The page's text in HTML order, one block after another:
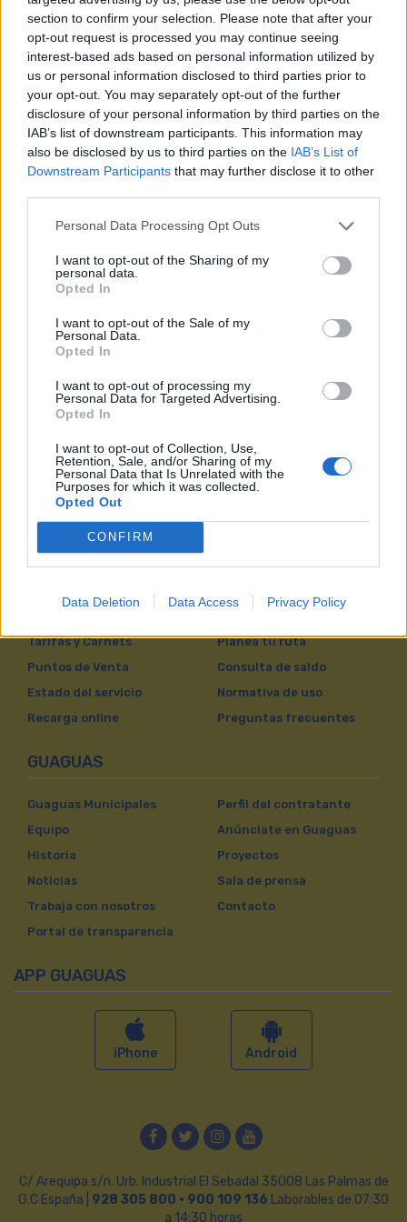
section to confirm your selection. Please note that after your
opt-out request is processed you may continue seeing
interest-based ads based on personal information utilized by
us or personal information disclosed to third parties prior to
your opt-out. You may separately opt-out of the further
disclosure of your personal information by third parties on the
IAB’s list of downstream participants. This information may
also be disclosed by us to third parties on the IAB’s List of
Downstream Participants that may further disclose it to other
Personal Data Processing Opt Outs
I want to opt-out of the Sharing of my
personal data.
Opted In
I want to opt-out of the Sale of my
Personal Data.
Opted In
I want to opt-out of processing my
Personal Data for Targeted Advertising.
Opted In
I want to opt-out of Collection, Use,
Retention, Sale, and/or Sharing of my
Personal Data that Is Unrelated with the
Purposes for which it was collected.
Opted Out
CONFIRM
Data Deletion Data Access Privacy Policy
Trámites en oficina
En el menú "Tarifas y carnets" encontrará todos
los bonos que disponemos he información de los
requisitos y documentación necesaria para poder
realizar el trámite. Por favor léalo detenidamente.
Deberá descargar y cumplimentar la solicitud del
carnet que desea tramitar. Cada documento
consta de dos hojas, cumplimentar ambas y
presentar en las oficinas comerciales de Guaguas
Llevar la documentación necesaria para poder
tramitar el carnet que solicita.
Para cualquier trámite relacionado con la
expedición o renovación de carnets, le
atenderemos en nuestras oficinas comerciales.
VIAJAR EN GUAGUAS
Tarifas y Carnets
Puntos de Venta
Estado del servicio
Recarga online
Planea tu ruta
Consulta de saldo
Normativa de uso
Preguntas frecuentes
GUAGUAS
Guaguas Municipales
Equipo
Historia
Noticias
Trabaja con nosotros
Portal de transparencia
Perfil del contratante
Anúnciate en Guaguas
Proyectos
Sala de prensa
Contacto
APP GUAGUAS
iPhone Android
FacebookTwitterInstagram
YouTube
C/ Arequipa s/n. Urb. Industrial El Sebadal 35008 Las Palmas de
G.C España | 928 305 800 · 900 109 136 Laborables de 07:30
a 14:30 horas